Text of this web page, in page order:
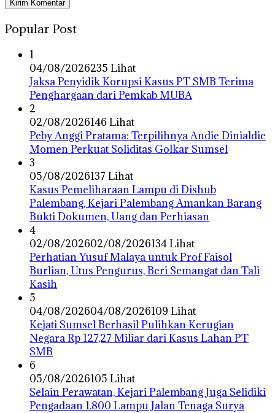
Popular Post
1
04/08/2026235 Lihat
Jaksa Penyidik Korupsi Kasus PT SMB Terima
Penghargaan dari Pemkab MUBA
2
02/08/2026146 Lihat
Peby Anggi Pratama: Terpilihnya Andie Dinialdie
Momen Perkuat Soliditas Golkar Sumsel
3
05/08/2026137 Lihat
Kasus Pemeliharaan Lampu di Dishub
Palembang, Kejari Palembang Amankan Barang
Bukti Dokumen, Uang dan Perhiasan
4
02/08/202602/08/2026134 Lihat
Perhatian Yusuf Malaya untuk Prof Faisol
Burlian, Utus Pengurus, Beri Semangat dan Tali
Kasih
5
04/08/202604/08/2026109 Lihat
Kejati Sumsel Berhasil Pulihkan Kerugian
Negara Rp 127,27 Miliar dari Kasus Lahan PT
SMB
6
05/08/2026105 Lihat
Selain Perawatan, Kejari Palembang Juga Selidiki
Pengadaan 1.800 Lampu Jalan Tenaga Surya